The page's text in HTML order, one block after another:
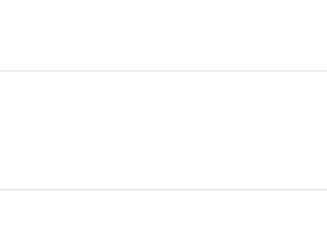
van retour
waarmee de